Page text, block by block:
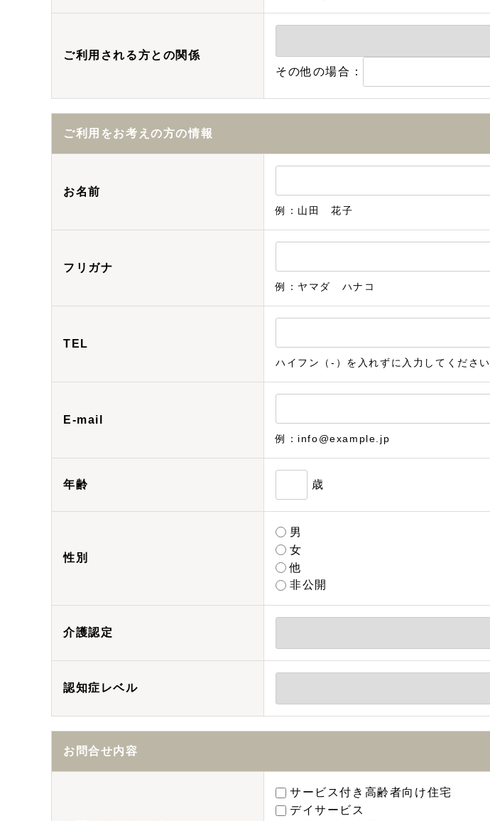
ご利用される方との関係
その他の場合：
ご利用をお考えの方の情報
お名前
例：山田 花子
フリガナ
例：ヤマダ ハナコ
TEL
ハイフン（-）を入れずに入力してください
E-mail
例：info@example.jp
年齢 歳
性別
男
女
他
非公開
介護認定
認知症レベル
お問合せ内容
サービス付き高齢者向け住宅
デイサービス